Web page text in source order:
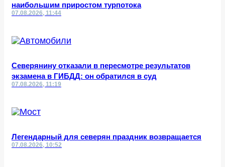
наибольшим приростом турпотока
07.08.2026, 11:44
Северянину отказали в пересмотре результатов
экзамена в ГИБДД: он обратился в суд
07.08.2026, 11:19
Легендарный для северян праздник возвращается
07.08.2026, 10:52